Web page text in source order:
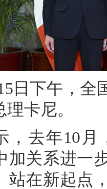
日下午，
卡尼。
，去年10
加关系进一
站在新起点